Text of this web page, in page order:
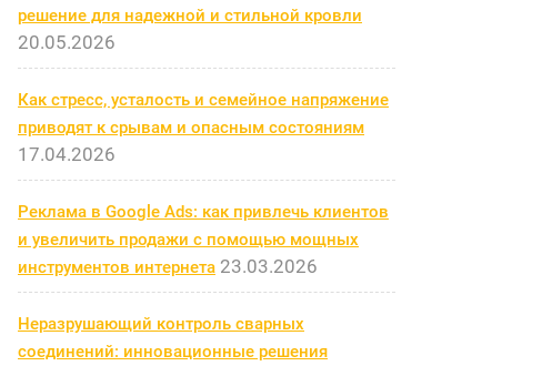
решение для надежной и стильной кровли
20.05.2026
Как стресс, усталость и семейное напряжение
приводят к срывам и опасным состояниям
17.04.2026
Реклама в Google Ads: как привлечь клиентов
и увеличить продажи с помощью мощных
инструментов интернета 23.03.2026
Неразрушающий контроль сварных
соединений: инновационные решения